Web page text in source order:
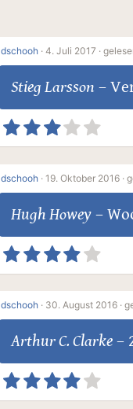
dschooh · 4. Juli 2017 ·
Stieg Larsson –
dschooh · 19. Oktober 2016 ·
Hugh Howey–
dschooh · 30. August 2016 ·
Arthur C. Clarke–